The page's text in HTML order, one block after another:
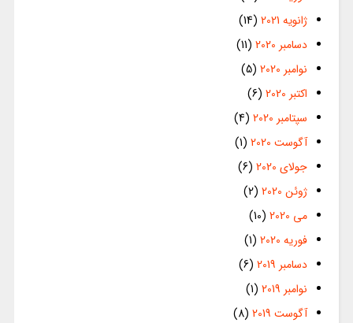
ژانویه 2021
(14)
دسامبر 2020
(11)
نوامبر 2020
(5)
اکتبر 2020
(6)
سپتامبر 2020
(4)
آگوست 2020
(1)
جولای 2020
(6)
ژوئن 2020
(2)
می 2020
(10)
فوریه 2020
(1)
دسامبر 2019
(6)
نوامبر 2019
(1)
آگوست 2019
(8)